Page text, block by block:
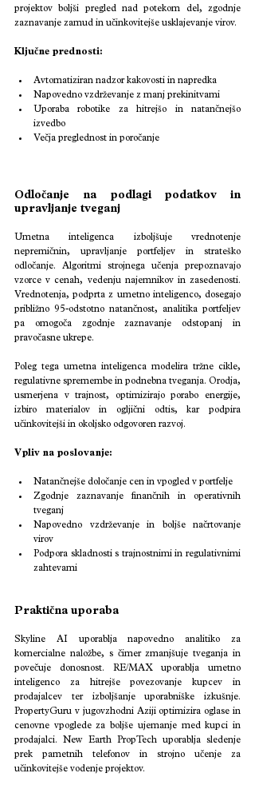
projektov boljši pregled nad potekom del, zgodnje
zaznavanje zamud in učinkovitejše usklajevanje virov.
Ključne prednosti:
Avtomatiziran nadzor kakovosti in napredka
Napovedno vzdrževanje z manj prekinitvami
Uporaba robotike za hitrejšo in natančnejšo
izvedbo
Večja preglednost in poročanje
Odločanje na podlagi podatkov in
upravljanje tveganj
Umetna inteligenca izboljšuje vrednotenje
nepremičnin, upravljanje portfeljev in strateško
odločanje. Algoritmi strojnega učenja prepoznavajo
vzorce v cenah, vedenju najemnikov in zasedenosti.
Vrednotenja, podprta z umetno inteligenco, dosegajo
približno 95-odstotno natančnost, analitika portfeljev
pa omogoča zgodnje zaznavanje odstopanj in
pravočasne ukrepe.
Poleg tega umetna inteligenca modelira tržne cikle,
regulativne spremembe in podnebna tveganja. Orodja,
usmerjena v trajnost, optimizirajo porabo energije,
izbiro materialov in ogljični odtis, kar podpira
učinkovitejši in okoljsko odgovoren razvoj.
Vpliv na poslovanje:
Natančnejše določanje cen in vpogled v portfelje
Zgodnje zaznavanje finančnih in operativnih
tveganj
Napovedno vzdrževanje in boljše načrtovanje
virov
Podpora skladnosti s trajnostnimi in regulativnimi
zahtevami
Praktična uporaba
Skyline AI uporablja napovedno analitiko za
komercialne naložbe, s čimer zmanjšuje tveganja in
povečuje donosnost. RE/MAX uporablja umetno
inteligenco za hitrejše povezovanje kupcev in
prodajalcev ter izboljšanje uporabniške izkušnje.
PropertyGuru v jugovzhodni Aziji optimizira oglase in
cenovne vpoglede za boljše ujemanje med kupci in
prodajalci. New Earth PropTech uporablja sledenje
prek pametnih telefonov in strojno učenje za
učinkovitejše vodenje projektov.